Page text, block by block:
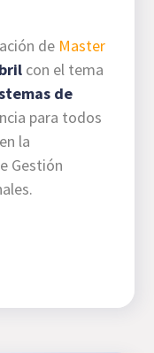
de Master
con el tema
de
para todos
la
Gestión